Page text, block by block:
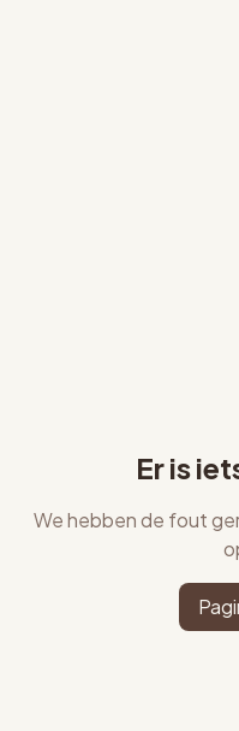
Er is
We hebben de fout